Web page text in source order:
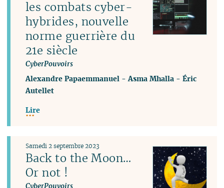
les combats cyber-
hybrides, nouvelle
norme guerrière du
21e siècle
CyberPouvoirs
Alexandre Papaemmanuel -Asma Mhalla -Éric
Autellet
Lire
Back to the Moon…
Or not !
CyberPouvoirs
Samedi 2 septembre 2023